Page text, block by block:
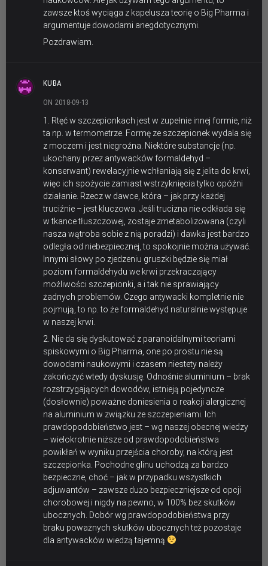
zawsze ktoś wyciąga z kapelusza teorię o Big Pharma i
argumentuje dowodami anegdotycznymi.
Pozdrawiam.
KUBA
ON 2018-09-13
1. Rtęć w szczepionkach jest w zupełnie innej formie, niż
ta np. w termometrze. Formę ze szczepionek wydala się
z moczem i jest niegroźna. Niektóre substancje (np.
ukochany przez antywacków formaldehyd –
konserwant) rewelacyjnie wchłaniają się z jelita do krwi,
więc ich spożycie zamiast wstrzyknięcia tylko opóźni
działanie. Rzecz w dawce, która – jak przy każdej
truciźnie – jest kluczowa. Jeśli trucizna nie odkłada się
w tkance tłuszczowej, zostaje zmetabolizowana (czyli
nasza wątroba sobie z nią poradzi) i dawka jest bardzo
odległa od niebezpiecznej, to spokojnie można używać.
Innymi słowy po zjedzeniu gruszki będzie się miał
poziom formaldehydu we krwi przekraczający
możliwości szczepionki, a i tak nie sprawiający
żadnych problemów. Czego antywacki kompletnie nie
pojmują, to np. to że formaldehyd naturalnie występuje
w naszej krwi.
2. Nie da się dyskutować z paranoidalnymi teoriami
spiskowymi o Big Pharma, one po prostu nie są
dowodami naukowymi i czasem niestety należy
zakończyć wtedy dyskusję. Odnośnie aluminium – brak
rozstrzygających dowodów, istnieją pojedyncze
(dosłownie) poważne doniesienia o reakcji alergicznej
na aluminium w związku ze szczepieniami. Ich
prawdopodobieństwo jest – wg naszej obecnej wiedzy
– wielokrotnie niższe od prawdopodobieństwa
powikłań w wyniku przejścia choroby, na którą jest
szczepionka. Pochodne glinu uchodzą za bardzo
bezpieczne, choć – jak w przypadku wszystkich
adjuwantów – zawsze dużo bezpieczniejsze od opcji
chorobowej i nigdy na pewno, w 100% bez skutków
ubocznych. Dobór wg prawdopodobieństwa przy
braku poważnych skutków ubocznych też pozostaje
dla antywacków wiedzą tajemną